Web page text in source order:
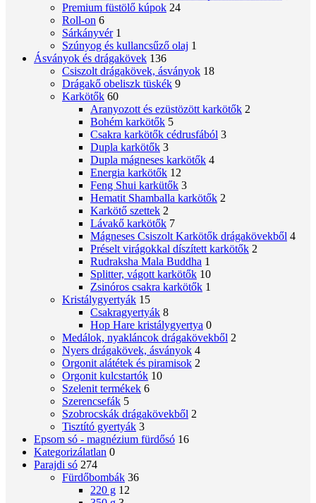
Premium füstölő kúpok 24
Roll-on 6
Sárkányvér 1
Szúnyog és kullancsűző olaj 1
Ásványok és drágakövek 136
Csiszolt drágakövek, ásványok 18
Drágakő obeliszk tüskék 9
Karkötők 60
Aranyozott és ezüstözött karkötők 2
Bohém karkötők 5
Csakra karkötők cédrusfából 3
Dupla karkötők 3
Dupla mágneses karkötők 4
Energia karkötők 12
Feng Shui karkütők 3
Hematit Shamballa karkötők 2
Karkötő szettek 2
Lávakő karkötők 7
Mágneses Csiszolt Karkötők drágakövekből 4
Préselt virágokkal díszített karkötők 2
Rudraksha Mala Buddha 1
Splitter, vágott karkötők 10
Zsinóros csakra karkötők 1
Kristálygyertyák 15
Csakragyertyák 8
Hop Hare kristálygyertya 0
Medálok, nyakláncok drágakövekből 2
Nyers drágakövek, ásványok 4
Orgonit alátétek és piramisok 2
Orgonit kulcstartók 10
Szelenit termékek 6
Szerencsefák 5
Szobrocskák drágakövekből 2
Tisztító gyertyák 3
Epsom só - magnézium fürdősó 16
Kategorizálatlan 0
Parajdi só 274
Fürdőbombák 36
220 g 12